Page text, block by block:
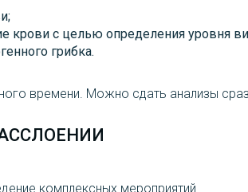
крови с целью определения уровня
грибка.
времени. Можно сдать анализы
комплексных мероприятий.